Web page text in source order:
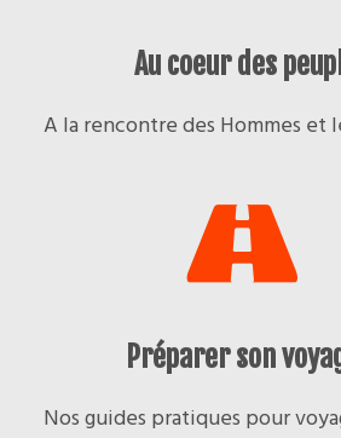
Au coeur des
A la rencontre des Hommes et
Préparer son
Nos guides pratiques pour